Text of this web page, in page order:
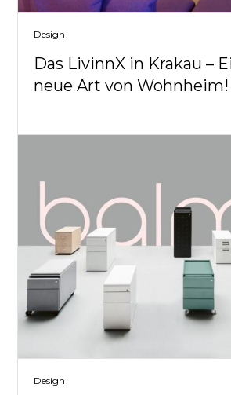
Design
Das LivinnX in Krakau –
neue Art von Wohnheim!
Design